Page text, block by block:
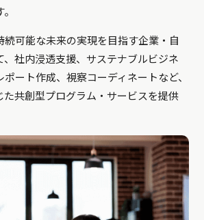
続可能な未来の実現を目指す企業・自
、社内浸透支援、サステナブルビジネ
ート作成、視察コーディネートなど、
た共創型プログラム・サービスを提供